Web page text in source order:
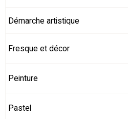
Démarche artistique
Fresque et décor
Peinture
Pastel